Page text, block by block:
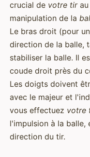
crucial de votre tirau
manipulation de la
Le bras droit (pour
direction de la balle,
stabiliser la balle. Il
coude droit près du
Les doigts doivent
avec le majeur et
vous effectuez votre
l'impulsion à la
direction du tir.